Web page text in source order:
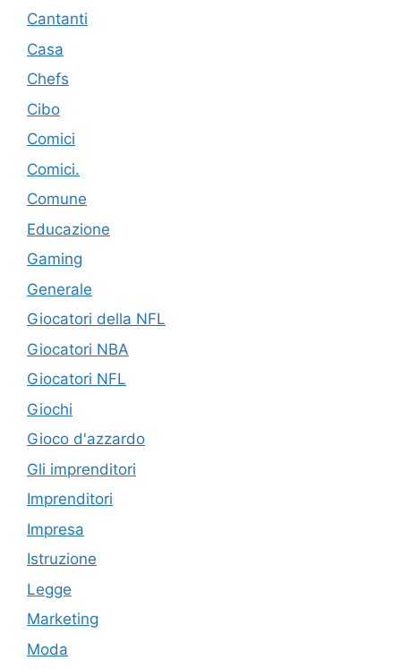
Cantanti
Casa
Chefs
Cibo
Comici
Comici.
Comune
Educazione
Gaming
Generale
Giocatori della NFL
Giocatori NBA
Giocatori NFL
Giochi
Gioco d'azzardo
Gli imprenditori
Imprenditori
Impresa
Istruzione
Legge
Marketing
Moda